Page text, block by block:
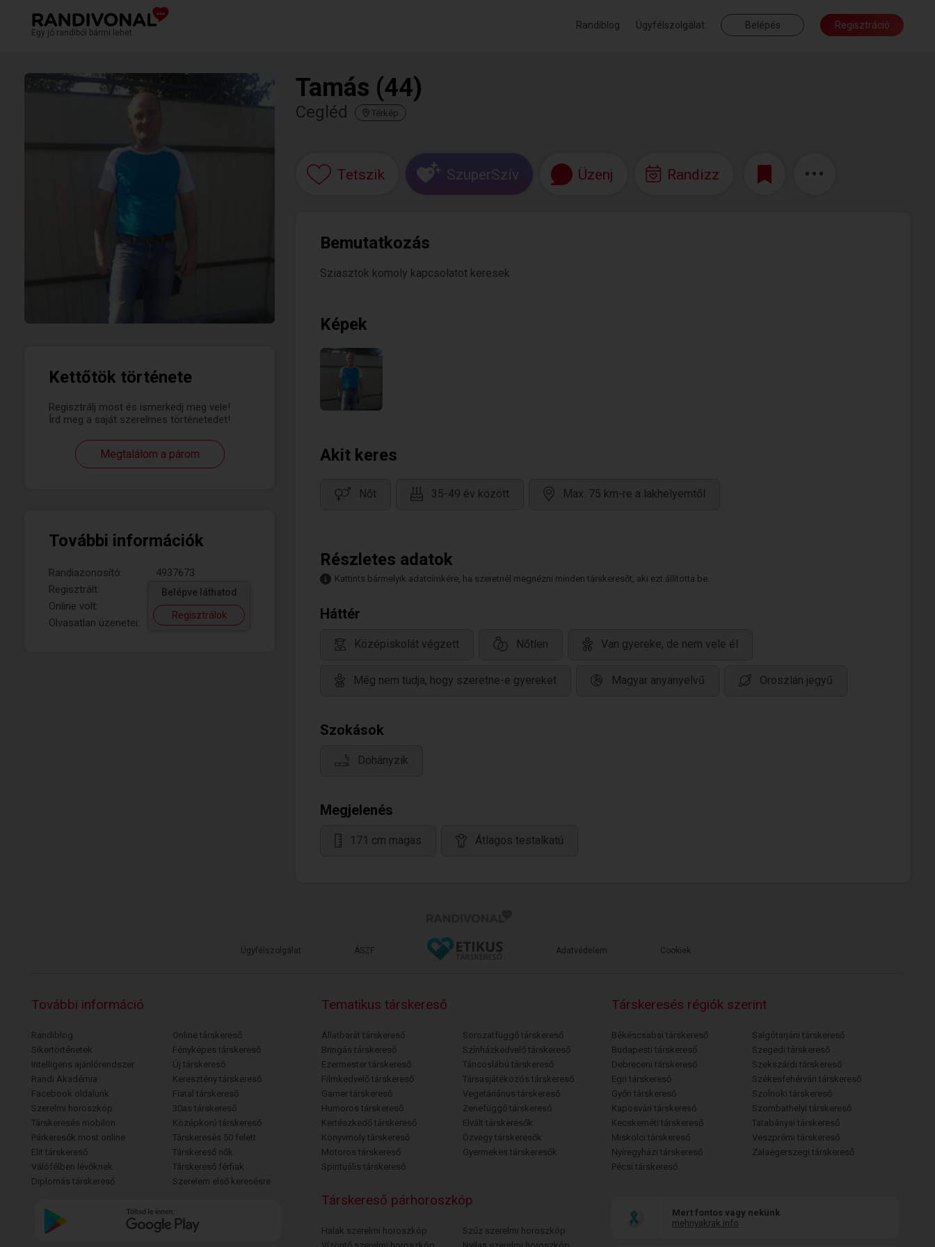
Egy jó randiból bármi lehet.
Randiblog Ügyfélszolgálat Belépés Regisztráció
Kettőtök története
Regisztrálj most és ismerkedj meg vele!
Írd meg a saját szerelmes történetedet!
Megtalálom a párom
További információk
Randiazonosító:
4937673
Regisztrált:
Online volt:
Olvasatlan üzenetei:
Belépve láthatod
Regisztrálok
Tamás (44)
Cegléd Térkép
Tetszik SzuperSzív Üzenj Randizz
Bemutatkozás
Sziasztok komoly kapcsolatot keresek
Képek
Akit keres
Nőt 35-49 év között Max. 75 km-re a lakhelyemtől
Részletes adatok
Kattints bármelyik adatcímkére, ha szeretnél megnézni minden társkeresőt, aki ezt állította be.
Háttér
Középiskolát végzett Nőtlen Van gyereke, de nem vele él
Még nem tudja, hogy szeretne-e gyereket Magyar anyanyelvű Oroszlán jegyű
Szokások
Dohányzik
Megjelenés
171 cm magas Átlagos testalkatú
Ügyfélszolgálat ÁSZF Adatvédelem Cookiek
További információ
Randiblog
Sikertörténetek
Intelligens ajánlórendszer
Randi Akadémia
Facebook oldalunk
Szerelmi horoszkóp
Társkeresés mobilon
Párkeresők most online
Elit társkereső
Válófélben lévőknek
Diplomás társkereső
Online társkereső
Fényképes társkereső
Új társkereső
Keresztény társkereső
Fiatal társkereső
30as társkereső
Középkorú társkereső
Társkeresés 50 felett
Társkereső nők
Társkereső férfiak
Szerelem első keresésre
Tematikus társkereső
Állatbarát társkereső
Bringás társkereső
Ezermester társkereső
Filmkedvelő társkereső
Gamer társkereső
Humoros társkereső
Kertészkedő társkereső
Könyvmoly társkereső
Motoros társkereső
Spirituális társkereső
Sorozatfüggő társkereső
Színházkedvelő társkereső
Táncoslábú társkereső
Társasjátékozós társkereső
Vegetáriánus társkereső
Zenefüggő társkereső
Elvált társkeresők
Özvegy társkeresők
Gyermekes társkeresők
Társkeresés régiók szerint
Békéscsabai társkereső
Budapesti társkereső
Debreceni társkereső
Egri társkereső
Győri társkereső
Kaposvári társkereső
Kecskeméti társkereső
Miskolci társkereső
Nyíregyházi társkereső
Pécsi társkereső
Salgótarjáni társkereső
Szegedi társkereső
Szekszárdi társkereső
Székesfehérvári társkereső
Szolnoki társkereső
Szombathelyi társkereső
Tatabányai társkereső
Veszprémi társkereső
Zalaegerszegi társkereső
Társkereső párhoroszkóp
Halak szerelmi horoszkóp
Szűz szerelmi horoszkóp
Mert fontos vagy nekünk
mehnyakrak.info